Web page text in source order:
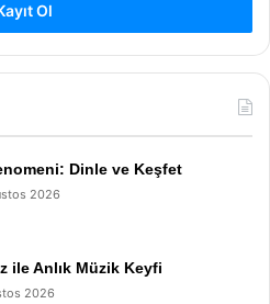
Ol
Dinle ve Keşfet
2026
ile Anlık Müzik Keyfi
2026